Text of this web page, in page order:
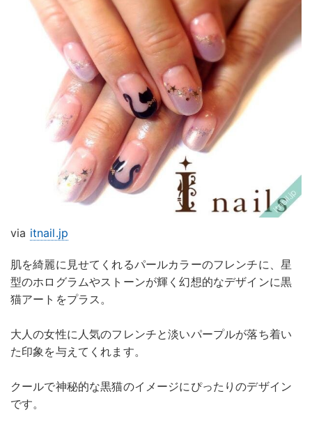
via itnail.jp
肌を綺麗に見せてくれるパールカラーのフレンチに、星
型のホログラムやストーンが輝く幻想的なデザインに黒
猫アートをプラス。
大人の女性に人気のフレンチと淡いパープルが落ち着い
た印象を与えてくれます。
クールで神秘的な黒猫のイメージにぴったりのデザイン
です。